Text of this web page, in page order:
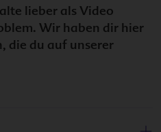
lieber als Video
Wir haben dir hier
die du auf unsererStillzeit